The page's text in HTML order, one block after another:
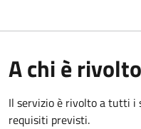
A chi è rivolto
Il servizio è rivolto a tutti i
requisiti previsti.